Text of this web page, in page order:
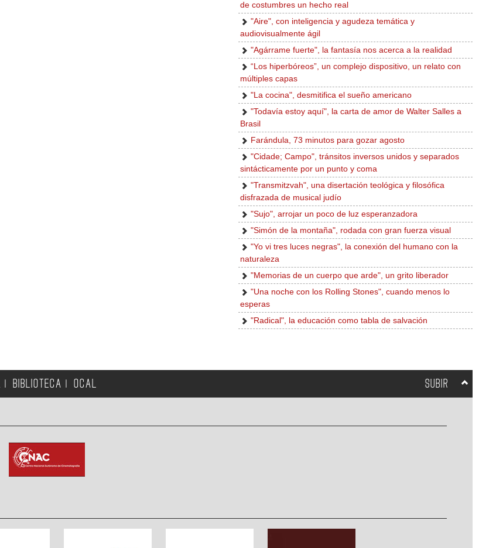
de costumbres un hecho real
"Aire", con inteligencia y agudeza temática y
audiovisualmente ágil
"Agárrame fuerte", la fantasía nos acerca a la realidad
“Los hiperbóreos”, un complejo dispositivo, un relato con
múltiples capas
"La cocina", desmitifica el sueño americano
"Todavía estoy aquí", la carta de amor de Walter Salles a
Brasil
Farándula, 73 minutos para gozar agosto
"Cidade; Campo", tránsitos inversos unidos y separados
sintácticamente por un punto y coma
"Transmitzvah", una disertación teológica y filosófica
disfrazada de musical judío
"Sujo", arrojar un poco de luz esperanzadora
"Simón de la montaña", rodada con gran fuerza visual
"Yo vi tres luces negras", la conexión del humano con la
naturaleza
"Memorias de un cuerpo que arde", un grito liberador
"Una noche con los Rolling Stones", cuando menos lo
esperas
"Radical", la educación como tabla de salvación
BIBLIOTECA OCAL SUBIR